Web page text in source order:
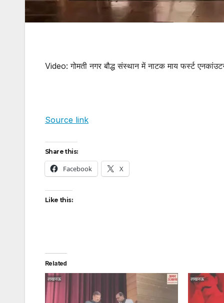
Video: गोमती नगर बौद्ध संस्थान में नाटक माय फर्स्ट
Source link
Share this:
Facebook X
Like this:
Related